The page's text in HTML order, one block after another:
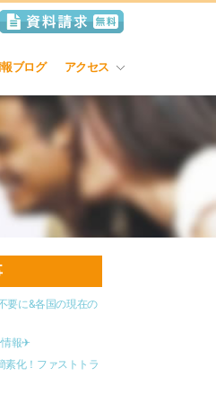
ブログ アクセス
要に&各国の現在の
情報✈︎
素化！ファストトラ